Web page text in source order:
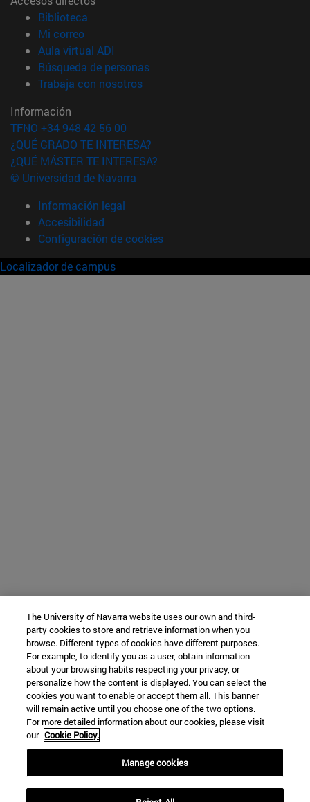
Biblioteca
Mi correo(abre en nueva ventana)
Aula virtual ADI
Búsqueda de personas(abre en nueva ventana)
Trabaja con nosotros(abre en nueva ventana)
Información
TFNO +34 948 42 56 00
¿QUÉ GRADO TE INTERESA?
¿QUÉ MÁSTER TE INTERESA?
© Universidad de Navarra
Información legal
Accesibilidad
Configuración de cookies
Localizador de campus
The University of Navarra website uses our own and third-
party cookies to store and retrieve information when you
browse. Different types of cookies have different purposes.
For example, to identify you as a user, obtain information
about your browsing habits respecting your privacy, or
personalize how the content is displayed. You can select the
cookies you want to enable or accept them all. This banner
will remain active until you choose one of the two options.
For more detailed information about our cookies, please visit
our Cookie Policy.
Manage cookies